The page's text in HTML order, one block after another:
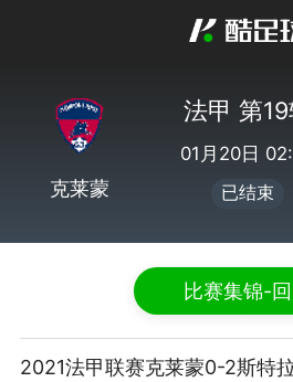
克莱蒙
法甲 第
01月20日
已结束
比赛集锦-